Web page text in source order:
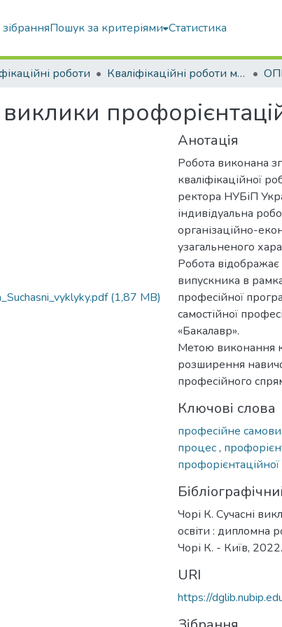
Пошук за критеріями Статистика
роботи Кваліфікаційні роботи магістрів
виклики
(1,87 MB)
Анотація
Робота виконана
кваліфікаційної
ректора НУБіП
індивідуальна
організаційно-
узагальненого
Робота
випускника в
професійної
самостійної
«Бакалавр».
Метою виконання
розширення
професійного
Ключові слова
професійне
процес,
Чорі К. Сучасні
освіти : дипломна
Чорі К. - Київ,
URI
https://